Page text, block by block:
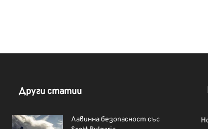
Други статии
Лавинна безопасност със